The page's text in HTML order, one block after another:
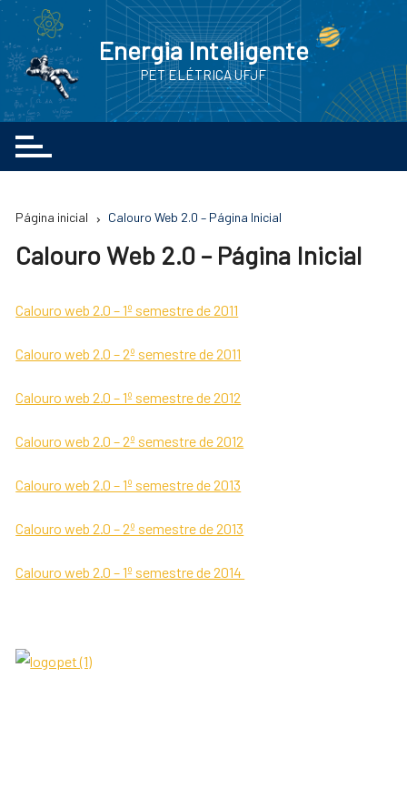
Ir
conteúdo
Energia Inteligente
PET ELÉTRICA UFJF
Página inicial Calouro Web 2.0 – Página Inicial
Calouro Web 2.0 – Página Inicial
Calouro web 2.0 – 1º semestre de 2011
Calouro web 2.0 – 2º semestre de 2011
Calouro web 2.0 – 1º semestre de 2012
Calouro web 2.0 – 2º semestre de 2012
Calouro web 2.0 – 1º semestre de 2013
Calouro web 2.0 – 2º semestre de 2013
Calouro web 2.0 – 1º semestre de 2014